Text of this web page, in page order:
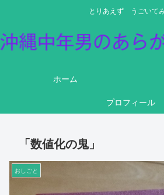
とりあえず うごいて
ホーム
プロフィール
「数値化の鬼」
おしごと